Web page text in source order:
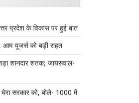
प्रदेश के विकास पर हुई बात
आम यूजर्स को बड़ी राहत
शानदार शतक; जायसवाल-
घेरा सरकार को, बोले- 1000 में